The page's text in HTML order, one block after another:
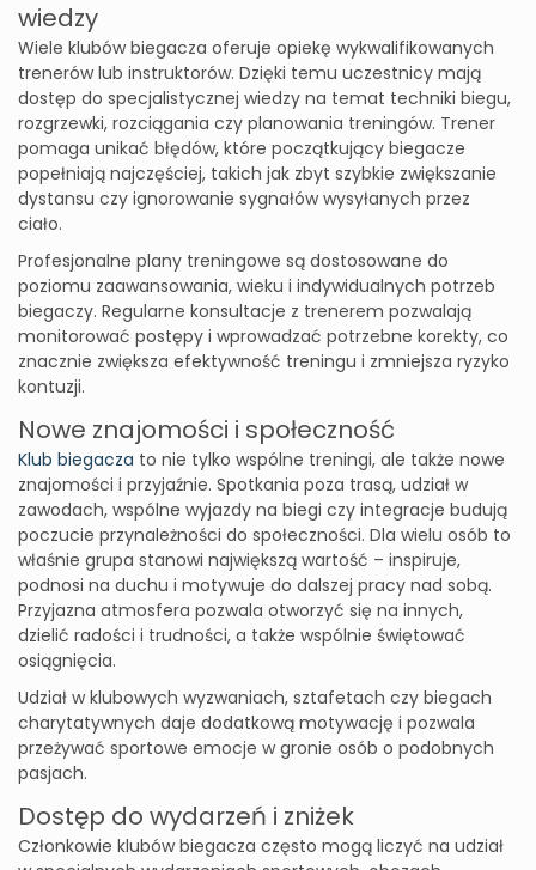
wiedzy
Wiele klubów biegacza oferuje opiekę wykwalifikowanych
trenerów lub instruktorów. Dzięki temu uczestnicy mają
dostęp do specjalistycznej wiedzy na temat techniki biegu,
rozgrzewki, rozciągania czy planowania treningów. Trener
pomaga unikać błędów, które początkujący biegacze
popełniają najczęściej, takich jak zbyt szybkie zwiększanie
dystansu czy ignorowanie sygnałów wysyłanych przez
ciało.
Profesjonalne plany treningowe są dostosowane do
poziomu zaawansowania, wieku i indywidualnych potrzeb
biegaczy. Regularne konsultacje z trenerem pozwalają
monitorować postępy i wprowadzać potrzebne korekty, co
znacznie zwiększa efektywność treningu i zmniejsza ryzyko
kontuzji.
Nowe znajomości i społeczność
Klub biegacza to nie tylko wspólne treningi, ale także nowe
znajomości i przyjaźnie. Spotkania poza trasą, udział w
zawodach, wspólne wyjazdy na biegi czy integracje budują
poczucie przynależności do społeczności. Dla wielu osób to
właśnie grupa stanowi największą wartość – inspiruje,
podnosi na duchu i motywuje do dalszej pracy nad sobą.
Przyjazna atmosfera pozwala otworzyć się na innych,
dzielić radości i trudności, a także wspólnie świętować
osiągnięcia.
Udział w klubowych wyzwaniach, sztafetach czy biegach
charytatywnych daje dodatkową motywację i pozwala
przeżywać sportowe emocje w gronie osób o podobnych
pasjach.
Dostęp do wydarzeń i zniżek
Członkowie klubów biegacza często mogą liczyć na udział